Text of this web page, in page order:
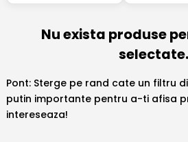
Nu exista produse
selectate.
Pont: Sterge pe rand cate un filtru
putin importante pentru a-ti afisa
intereseaza!